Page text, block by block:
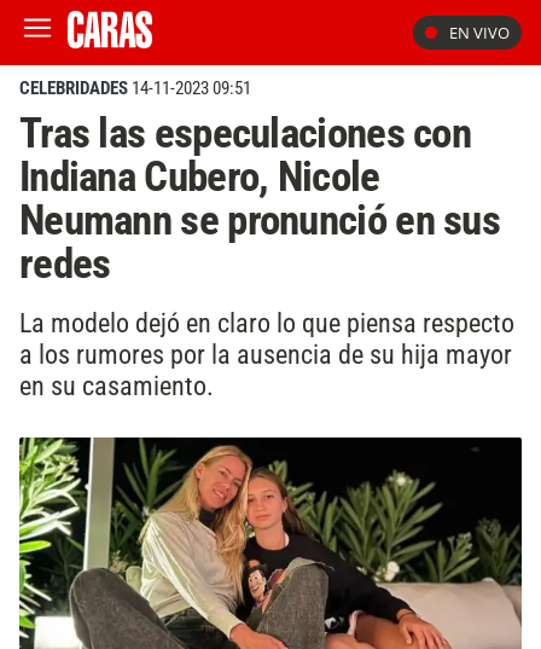
EN VIVO
CELEBRIDADES 14-11-2023 09:51
Tras las especulaciones con
Indiana Cubero, Nicole
Neumann se pronunció en sus
redes
La modelo dejó en claro lo que piensa respecto
a los rumores por la ausencia de su hija mayor
en su casamiento.